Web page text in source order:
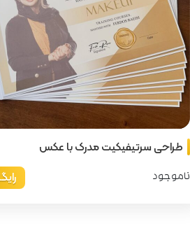
طراحی سرتیفیکیت مدرک با عکس
ناموجود